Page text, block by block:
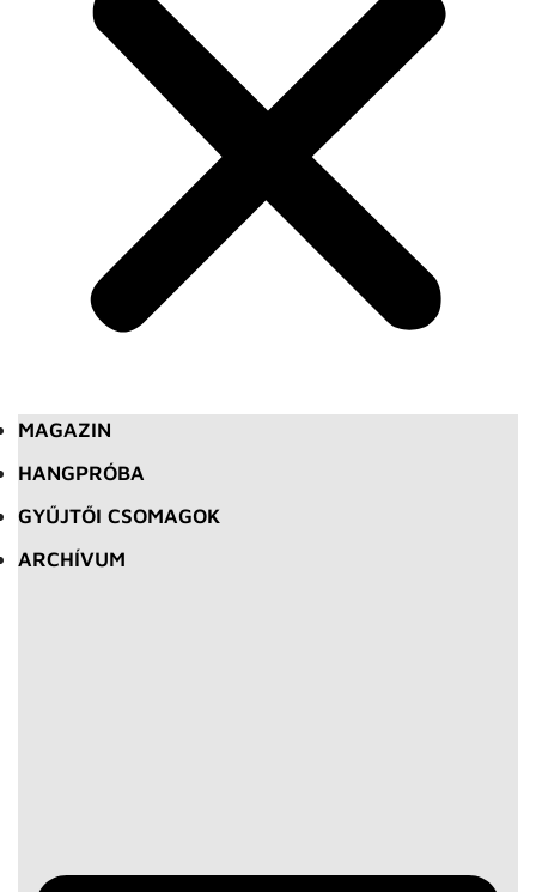
MAGAZIN
HANGPRÓBA
GYŰJTŐI CSOMAGOK
ARCHÍVUM